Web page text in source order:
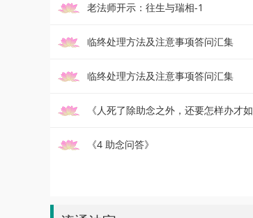
老法师开示：往生与瑞相-1
临终处理方法及注意事项答问汇集
（下） 临终处理方法及注意事项答问汇集
（上） 《人死了除助念之外，还要怎样办才如
理如法》 《4 助念问答》
修善不能忘失菩提心-第538集